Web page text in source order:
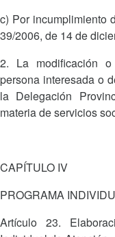
c) Por incumplimiento
39/2006, de 14 de
2. La modificación
persona interesada o
la Delegación
materia de servicios
CAPÍTULO IV
PROGRAMA
Artículo 23.